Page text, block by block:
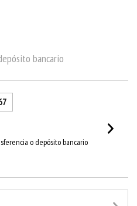
bancario
o depósito bancario